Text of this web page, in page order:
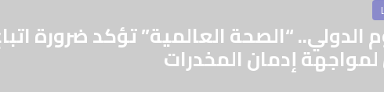
الدولي.. “الصحة العالمية” تؤكد ضرورة
إدمان المخدرات